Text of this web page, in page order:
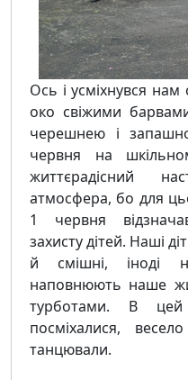
Ось і усміхнувся
око свіжими
черешнею і
червня на
життєрадісний
атмосфера, бо для
1 червня
захисту дітей. Наші
й смішні, іноді
наповнюють наше
турботами. В цей
посміхалися,
танцювали.